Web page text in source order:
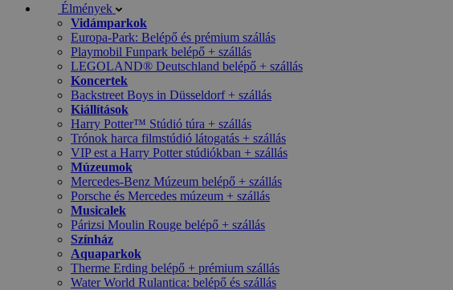
Élmények
Vidámparkok
Europa-Park: Belépő és prémium szállás
Playmobil Funpark belépő + szállás
LEGOLAND® Deutschland belépő + szállás
Koncertek
Backstreet Boys in Düsseldorf + szállás
Kiállítások
Harry Potter™ Stúdió túra + szállás
Trónok harca filmstúdió látogatás + szállás
VIP est a Harry Potter stúdiókban + szállás
Múzeumok
Mercedes-Benz Múzeum belépő + szállás
Porsche és Mercedes múzeum + szállás
Musicalek
Párizsi Moulin Rouge belépő + szállás
Színház
Aquaparkok
Therme Erding belépő + prémium szállás
Water World Rulantica: belépő és szállás